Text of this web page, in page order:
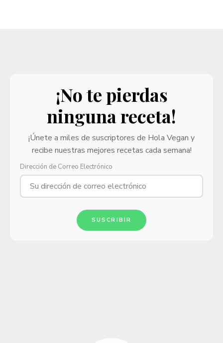
¡No te pierdas
ninguna receta!
¡Únete a miles de suscriptores de Hola Vegan y
recibe nuestras mejores recetas cada semana!
Dirección de Correo Electrónico
SUSCRIBIR